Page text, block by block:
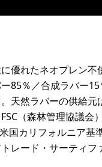
優れたネオプレン
85％／合成ラバー
天然ラバーの供給
（森林管理協議
国カリフォルニア基
レード・サーティフ